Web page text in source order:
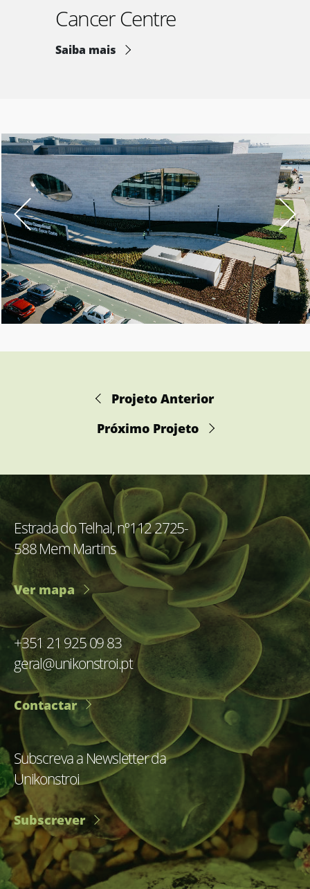
Cancer Centre
Saiba mais
Projeto Anterior
Próximo Projeto
Estrada do Telhal, nº112 2725-
588 Mem Martins
Ver mapa
+351 21 925 09 83
geral@unikonstroi.pt
Contactar
Subscreva a Newsletter da
Unikonstroi
Subscrever